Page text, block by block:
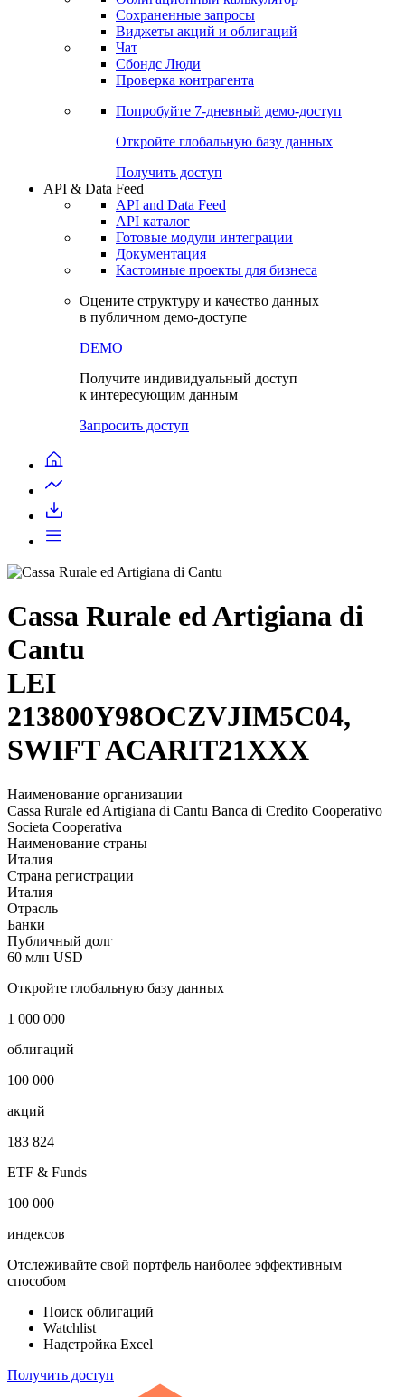
Сохраненные запросы
Виджеты акций и облигаций
Чат
Сбондс Люди
Проверка контрагента
Попробуйте 7-дневный демо-доступ
Откройте глобальную базу данных
Получить доступ
API & Data Feed
API and Data Feed
API каталог
Готовые модули интеграции
Документация
Кастомные проекты для бизнеса
Оцените структуру и качество данных
в публичном демо-доступе
DEMO
Получите индивидуальный доступ
к интересующим данным
Запросить доступ
Cassa Rurale ed Artigiana di
Cantu
LEI
213800Y98OCZVJIM5C04,
SWIFT ACARIT21XXX
Наименование организации
Cassa Rurale ed Artigiana di Cantu Banca di Credito Cooperativo
Societa Cooperativa
Наименование страны
Италия
Страна регистрации
Италия
Отрасль
Банки
Публичный долг
60 млн USD
Откройте глобальную базу данных
1 000 000
облигаций
100 000
акций
183 824
ETF & Funds
100 000
индексов
Отслеживайте свой портфель наиболее эффективным
способом
Поиск облигаций
Watchlist
Надстройка Excel
Получить доступ